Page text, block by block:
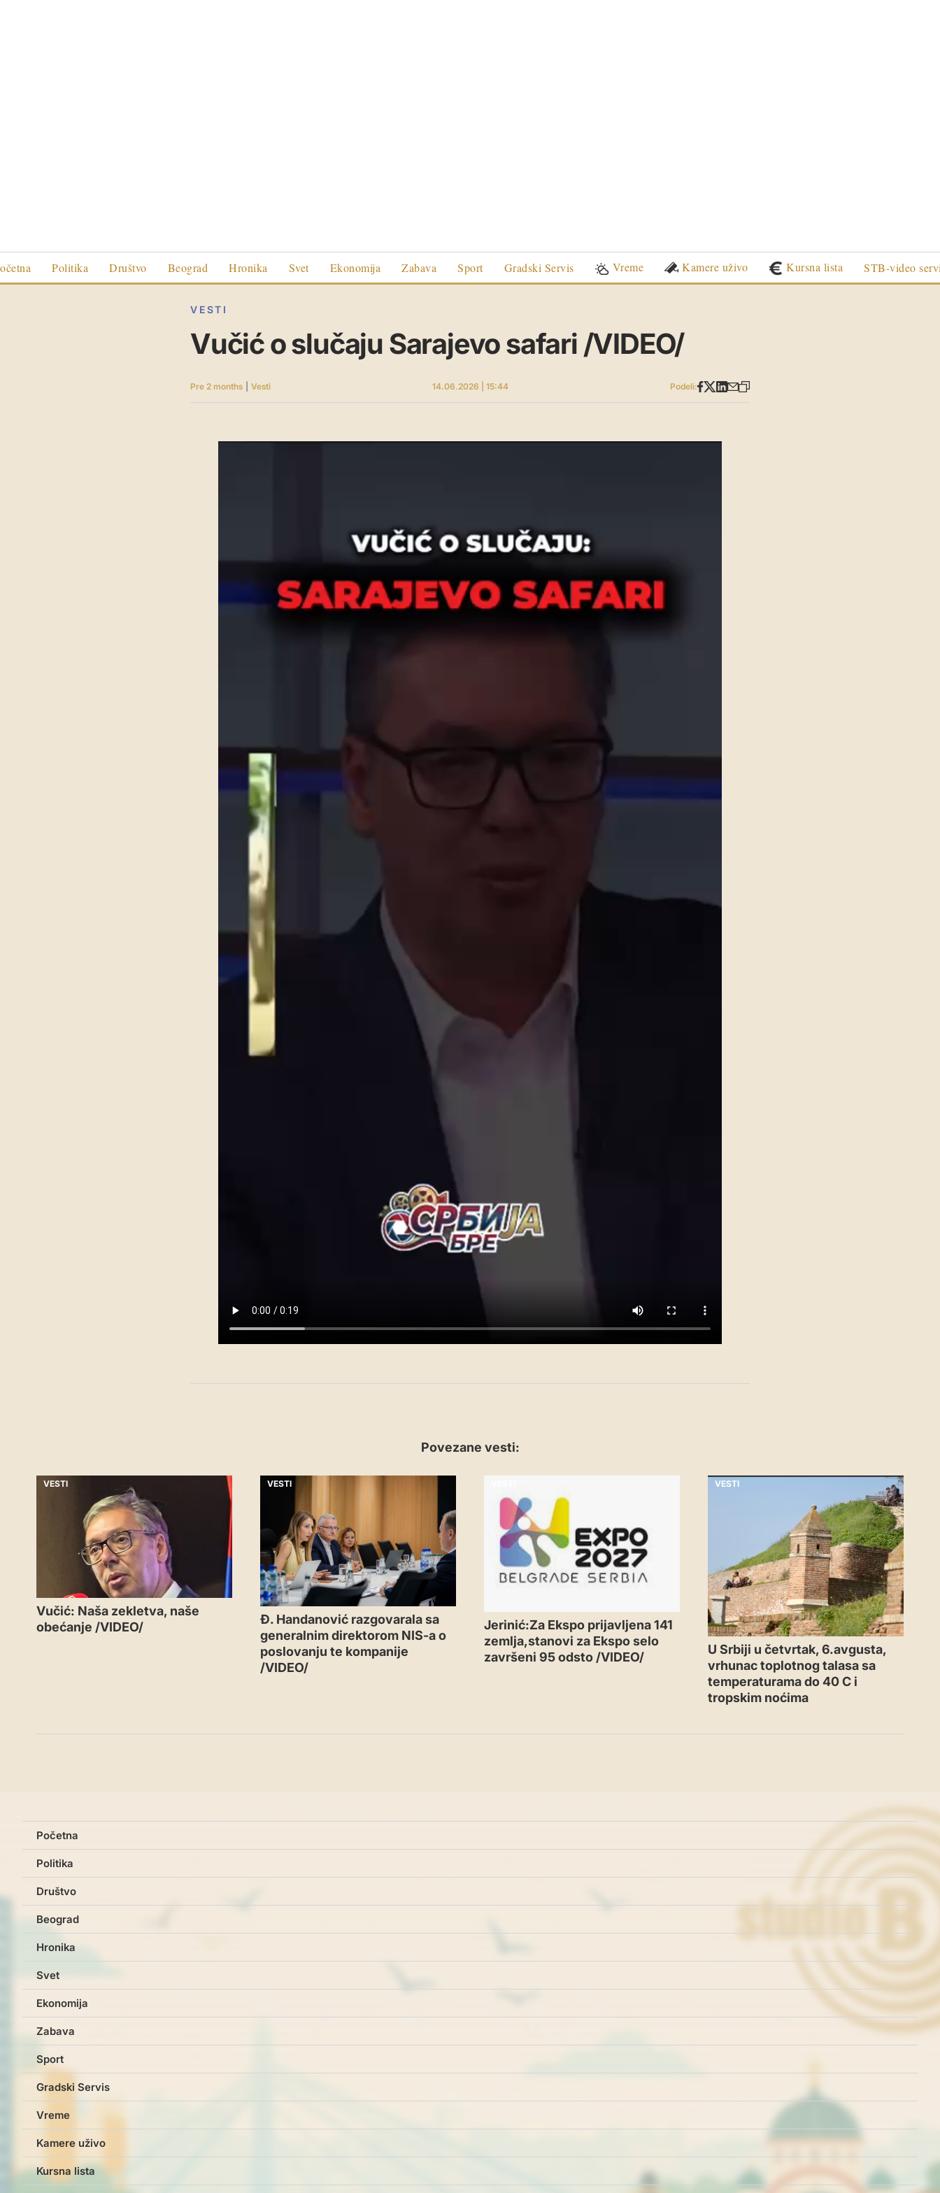
Politika Društvo Beograd Hronika Svet Ekonomija Zabava Sport Gradski Servis Vreme Kamere uživo Kursna lista STB-video
VESTI
Vučić o slučaju Sarajevo safari /VIDEO/
Pre 2 months Vesti 14.06.2026 | 15:44 Podeli:
Povezane vesti:
VESTI
Vučić: Naša zekletva, naše
obećanje /VIDEO/
VESTI
Đ. Handanović razgovarala sa
generalnim direktorom NIS-a o
poslovanju te kompanije
/VIDEO/
Jerinić:Za Ekspo prijavljena 141
zemlja,stanovi za Ekspo selo
završeni 95 odsto /VIDEO/
VESTI
U Srbiji u četvrtak, 6.avgusta,
vrhunac toplotnog talasa sa
temperaturama do 40 C i
tropskim noćima
Početna
Politika
Društvo
Beograd
Hronika
Svet
Ekonomija
Zabava
Sport
Gradski Servis
Vreme
Kamere uživo
Kursna lista